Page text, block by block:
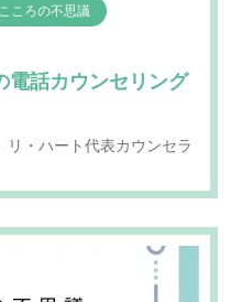
こころの不思議
電話カウンセリング
リ・ハート代表カウンセラ